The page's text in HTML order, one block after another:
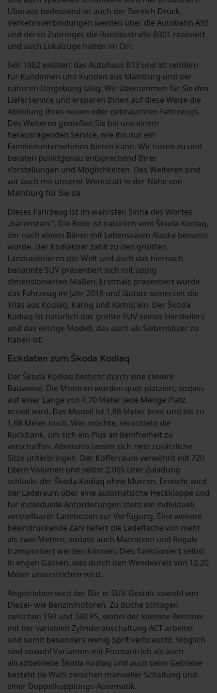
Überaus bedeutend ist auch der Bereich Druck.
Verkehrsverbindungen werden über die Autobahn A93
und deren Zubringer, die Bundesstraße B301 realisiert
und auch Lokalzüge halten im Ort.
Seit 1982 existiert das Autohaus B13 und ist seitdem
für Kundinnen und Kunden aus Mainburg und der
näheren Umgebung tätig. Wir übernehmen für Sie den
Lieferservice und ersparen Ihnen auf diese Weise die
Abholung Ihres neuen oder gebrauchten Fahrzeugs.
Des Weiteren genießen Sie bei uns einem
herausragenden Service, wie ihn nur ein
Familienunternehmen bieten kann. Wir hören zu und
beraten punktgenau entsprechend Ihrer
Vorstellungen und Möglichkeiten. Des Weiteren sind
wir auch mit unserer Werkstatt in der Nähe von
Mainburg für Sie da.
Dieses Fahrzeug ist im wahrsten Sinne des Wortes
„bärenstark“. Die Rede ist natürlich vom Škoda Kodiaq,
der nach einem Bären mit Lebensraum Alaska benannt
wurde. Der Kodiakbär zählt zu den größten
Landraubtieren der Welt und auch das hiernach
benannte SUV präsentiert sich mit üppig
dimensionierten Maßen. Erstmals präsentiert wurde
das Fahrzeug im Jahr 2016 und läutete seinerzeit die
Trias aus Kodiaq, Karoq und Kamiq ein. Der Škoda
Kodiaq ist natürlich das größte SUV seines Herstellers
und das einzige Modell, das auch als Siebensitzer zu
haben ist.
Eckdaten zum Škoda Kodiaq
Der Škoda Kodiaq besticht durch eine clevere
Bauweise. Die Motoren wurden quer platziert, sodass
auf einer Länge von 4,70 Meter jede Menge Platz
erzielt wird. Das Modell ist 1,88 Meter breit und bis zu
1,68 Meter hoch. Wer möchte, verschiebt die
Rückbank, um sich ein Plus an Beinfreiheit zu
verschaffen. Alternativ lassen sich zwei zusätzliche
Sitze unterbringen. Der Kofferraum verwöhnt mit 720
Litern Volumen und selbst 2.065 Liter Zuladung
schluckt der Škoda Kodiaq ohne Murren. Erreicht wird
der Laderaum über eine automatische Heckklappe und
für individuelle Anforderungen steht ein individuell
verstellbarer Ladeboden zur Verfügung. Eine weitere
beeindruckende Zahl liefert die Ladefläche von mehr
als zwei Metern, sodass auch Matratzen und Regale
transportiert werden können. Dies funktioniert selbst
in engen Gassen, was durch den Wendekreis von 12,20
Meter unterstrichen wird.
Angetrieben wird der Bär in SUV-Gestalt sowohl von
Diesel- wie Benzinmotoren. Zu Buche schlagen
zwischen 150 und 240 PS, wobei der kleinste Benziner
mit der variablen Zylinderabschaltung ACT arbeitet
und somit besonders wenig Sprit verbraucht. Möglich
sind sowohl Varianten mit Frontantrieb als auch
allradbetriebe Škoda Kodiaq und auch beim Getriebe
besteht de Wahl zwischen manueller Schaltung und
einer Doppelkupplungs-Automatik.